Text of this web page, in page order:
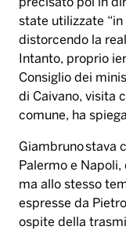
precisato poi in
state utilizzate
distorcendo la
Intanto, proprio
Consiglio dei
di Caivano, visita
comune, ha
Giambruno stava
Palermo e
ma allo stesso
espresse da
ospite della